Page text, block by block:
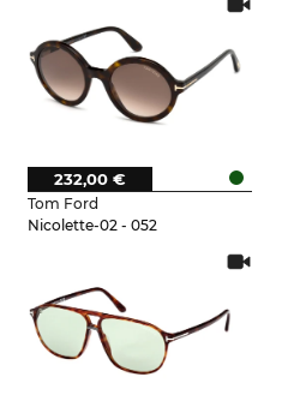
Tom Ford
Nicolette-02 - 052
232,00 €